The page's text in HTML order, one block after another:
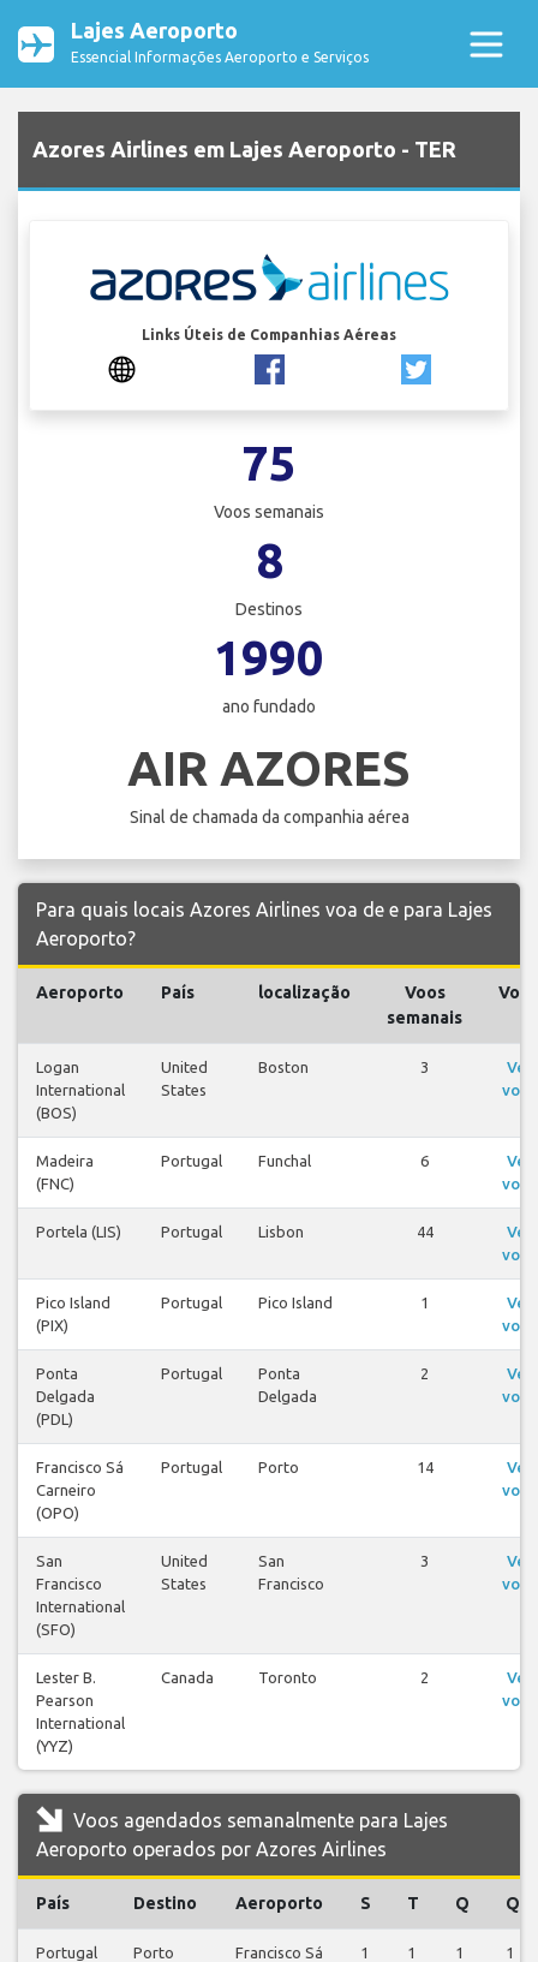
Lajes Aeroporto
Essencial Informações Aeroporto e Serviços
Azores Airlines em Lajes Aeroporto - TER
Links Úteis de Companhias Aéreas
75
Voos semanais
8
Destinos
1990
ano fundado
AIR AZORES
Sinal de chamada da companhia aérea
Para quais locais Azores Airlines voa de e para Lajes
Aeroporto?
Aeroporto País localização
Voos
semanais
Voos
Logan
International
(BOS)
United
States
Boston 3
Ver
voos
Madeira
(FNC)
Portugal Funchal 6
Ver
voos
Portela (LIS) Portugal Lisbon 44
Ver
voos
Pico Island
(PIX)
Portugal Pico Island 1
Ver
voos
Ponta
Delgada
(PDL)
Portugal
Ponta
Delgada
2
Ver
voos
Francisco Sá
Carneiro
(OPO)
Portugal Porto 14
Ver
voos
San
Francisco
International
(SFO)
United
States
San
Francisco
3
Ver
voos
Lester B.
Pearson
International
(YYZ)
Canada Toronto 2
Ver
voos
Voos agendados semanalmente para Lajes
Aeroporto operados por Azores Airlines
País Destino Aeroporto S T Q Q
Portugal Porto
Francisco Sá
1 1 1 1